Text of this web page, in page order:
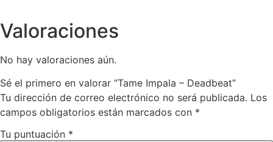
Valoraciones
No hay valoraciones aún.
Sé el primero en valorar “Tame Impala – Deadbeat”
Tu dirección de correo electrónico no será publicada. Los
campos obligatorios están marcados con *
Tu puntuación *